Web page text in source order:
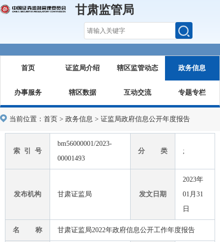
甘肃监管局
首页 证监局介绍 辖区监管动态 政务信息
办事服务 辖区数据 互动交流 专题专栏
当前位置： 首页 > 政务信息 > 证监局政府信息公开年度报告
索 引 号
bm56000001/2023-
00001493
分 类 ;
发布机构 甘肃证监局 发文日期
2023年
01月31
日
名 称 甘肃证监局2022年政府信息公开工作年度报告